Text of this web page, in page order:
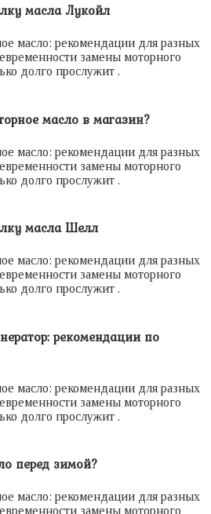
масла Лукойл
масло: рекомендации для разных
замены моторного
долго прослужит .
масло в магазин?
масло: рекомендации для разных
замены моторного
долго прослужит .
масла Шелл
масло: рекомендации для разных
замены моторного
долго прослужит .
рекомендации по
масло: рекомендации для разных
замены моторного
долго прослужит .
перед зимой?
масло: рекомендации для разных
замены моторного